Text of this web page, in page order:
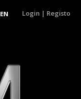
EN Login | Registo